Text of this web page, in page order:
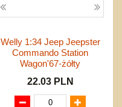
Welly 1:34 Jeep Jeepster
Commando Station
Wagon'67-żółty
22.03 PLN